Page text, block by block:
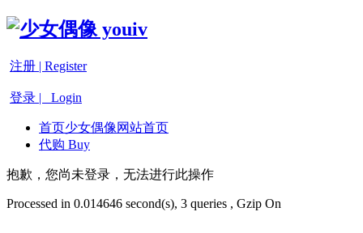
注册 | Register
登录 | Login
首页少女偶像网站首页
代购 Buy
抱歉，您尚未登录，无法进行此操作
Processed in 0.014646 second(s), 3 queries , Gzip On